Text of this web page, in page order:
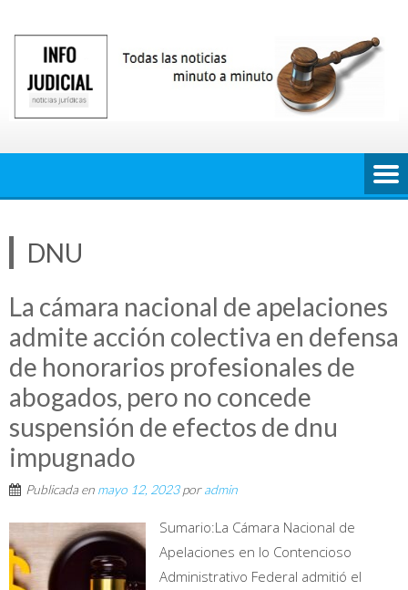
contenido
DNU
La cámara nacional de apelaciones
admite acción colectiva en defensa
de honorarios profesionales de
abogados, pero no concede
suspensión de efectos de dnu
impugnado
Publicada en mayo 12, 2023poradmin
Sumario:La Cámara Nacional de
Apelaciones en lo Contencioso
Administrativo Federal admitió el